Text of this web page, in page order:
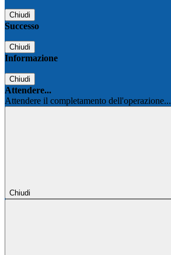
Chiudi
Successo
Chiudi
Informazione
Chiudi
Attendere...
Attendere il completamento dell'operazione...
Chiudi